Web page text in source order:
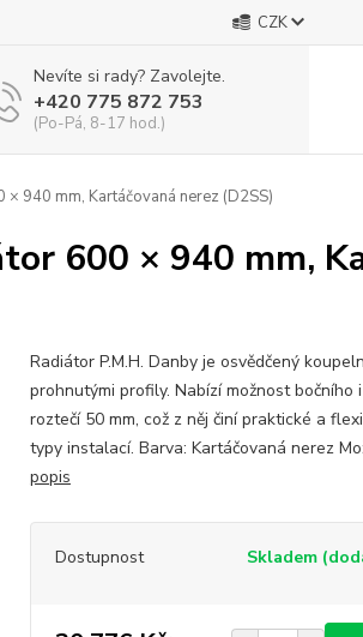
CZK
Nevíte si rady? Zavolejte.
+420 775 872 753
(Po-Pá, 8-17 hod.)
940 mm, Kartáčovaná nerez (D2SS)
600 × 940 mm,
Radiátor P.M.H. Danby je osvědčený
prohnutými profily. Nabízí možnost bočního
roztečí 50 mm, což z něj činí praktické a
typy instalací. Barva: Kartáčovaná nerez
popis
Dostupnost Skladem